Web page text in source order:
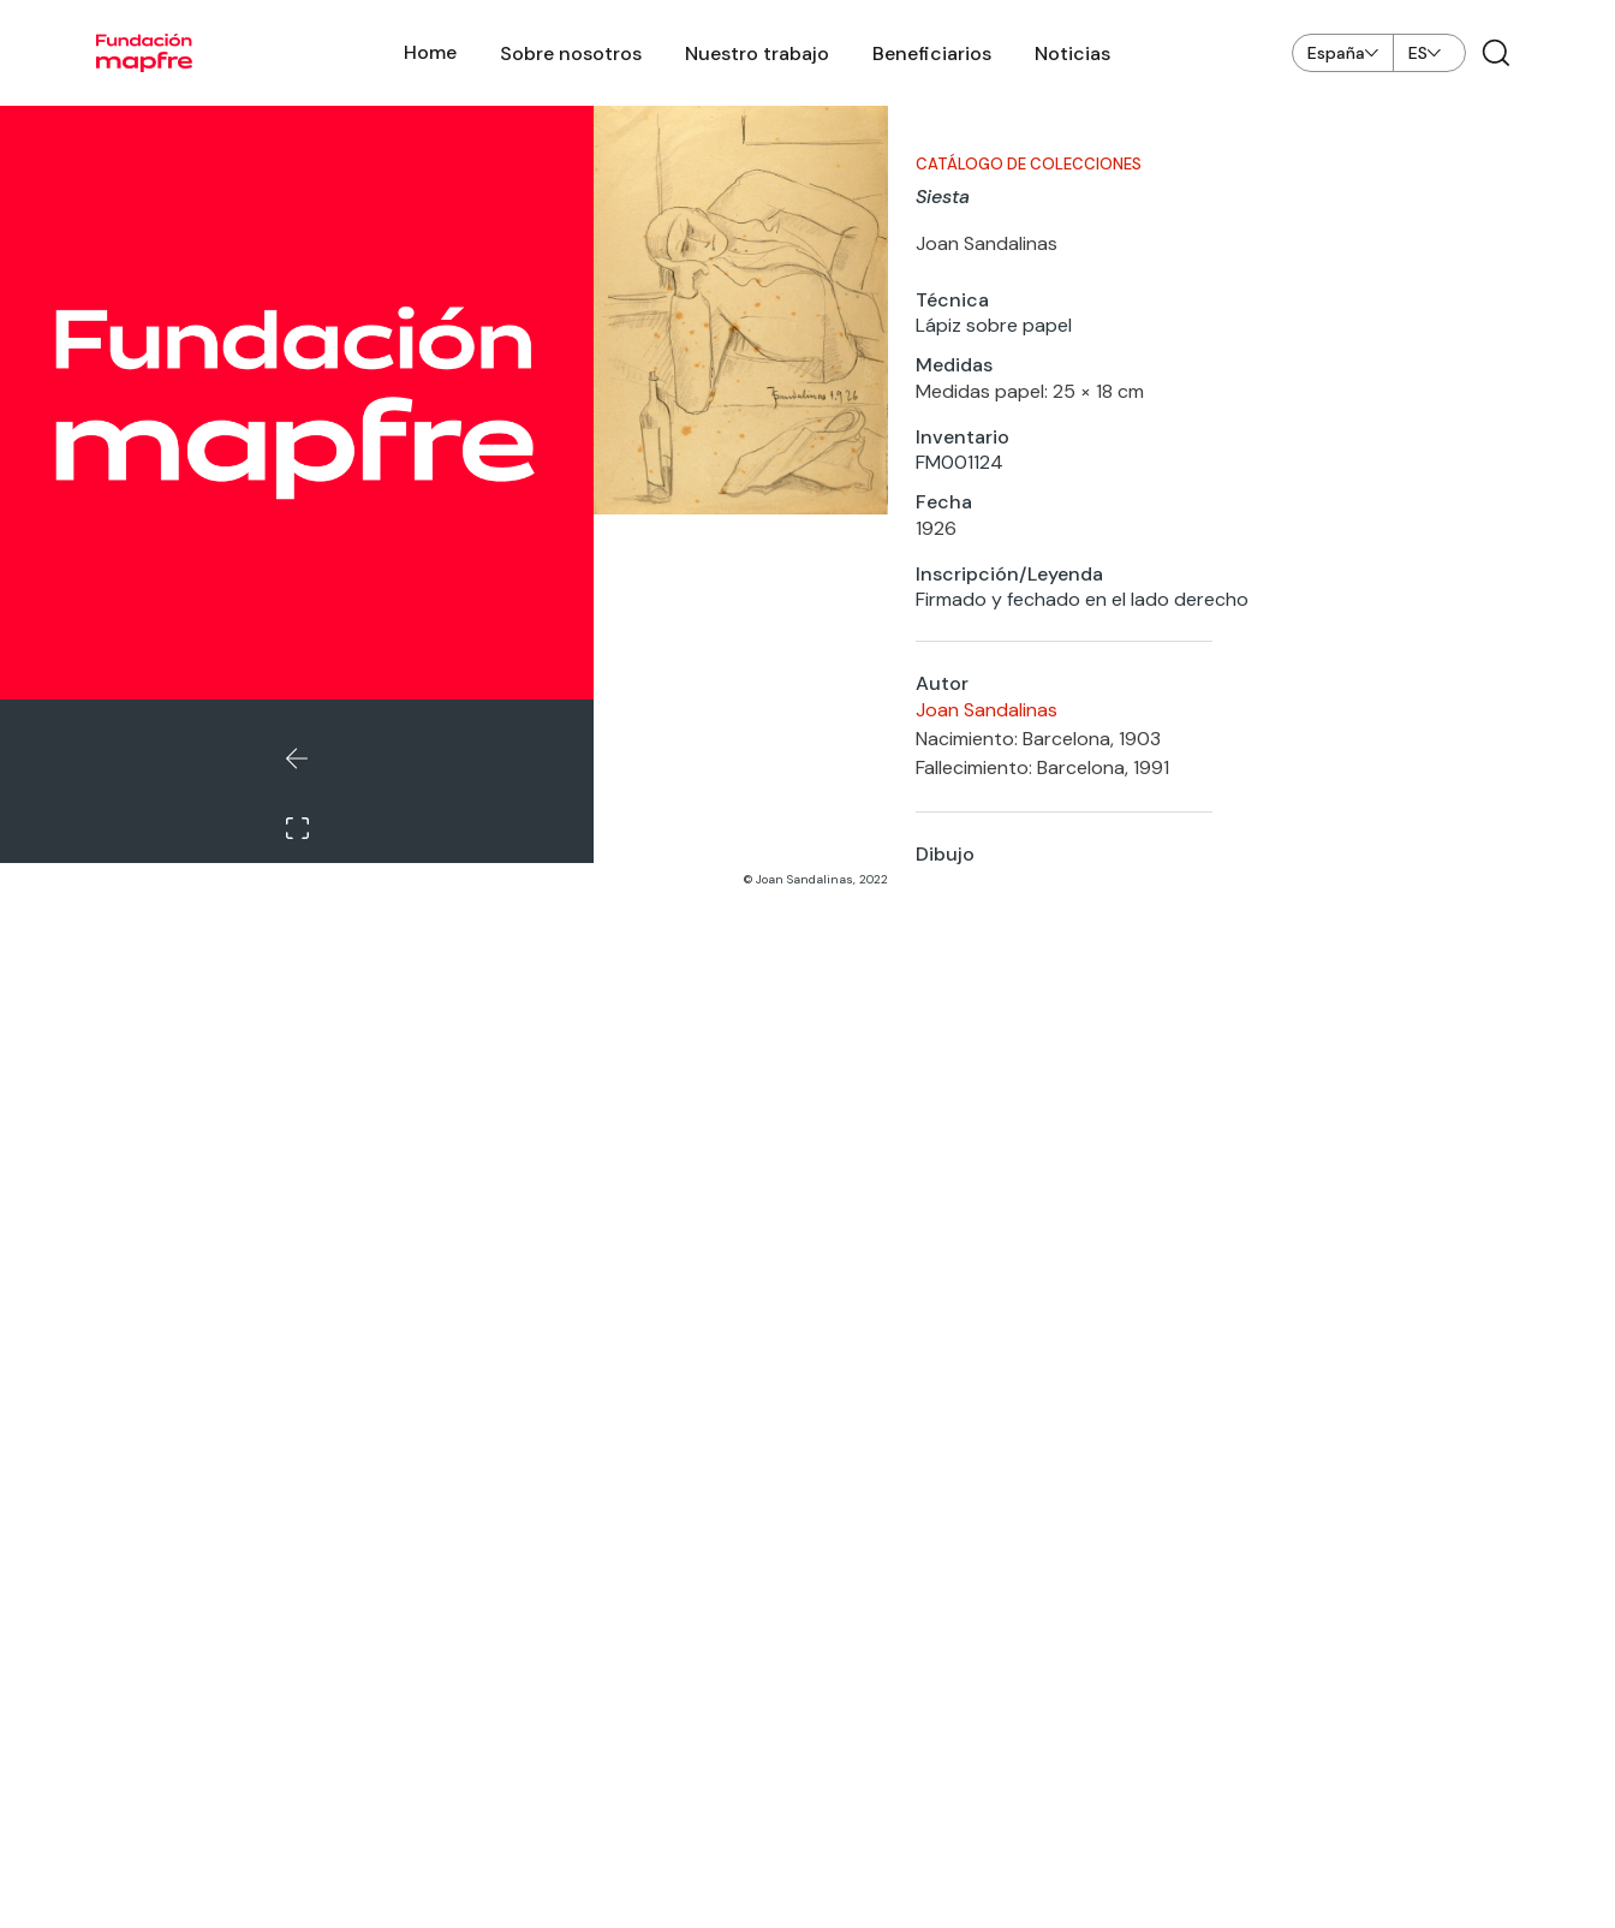
Home Sobre nosotros Nuestro trabajo Beneficiarios Noticias España ES
© Joan Sandalinas, 2022
CATÁLOGO DE COLECCIONES
Siesta
Joan Sandalinas
Técnica
Lápiz sobre papel
Medidas
Medidas papel: 25 × 18 cm
Inventario
FM001124
Fecha
1926
Inscripción/Leyenda
Firmado y fechado en el lado derecho
Autor
Joan Sandalinas
Nacimiento: Barcelona, 1903
Fallecimiento: Barcelona, 1991
Dibujo